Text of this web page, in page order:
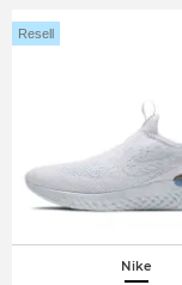
Nike
Resell